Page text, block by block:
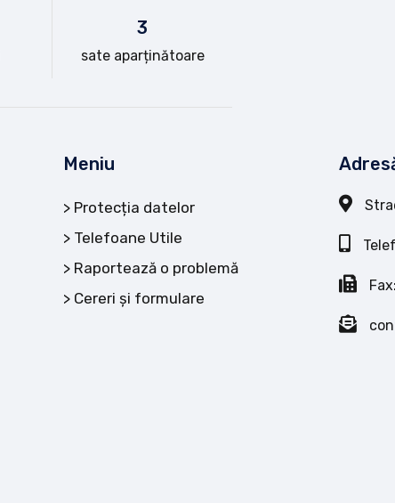
3
sate aparținătoare
Meniu
Protecția datelor
Telefoane Utile
Raportează o problemă
Cereri și formulare